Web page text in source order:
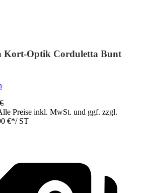
Kort-Optik Corduletta Bunt
Preise inkl. MwSt. und ggf. zzgl.
€*/ ST